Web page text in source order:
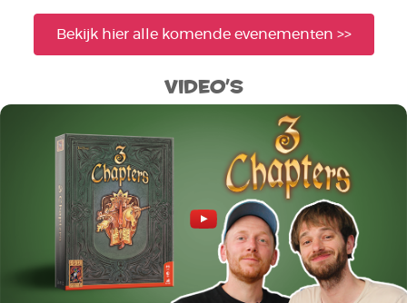
Bekijk hier alle komende evenementen >>
Video's